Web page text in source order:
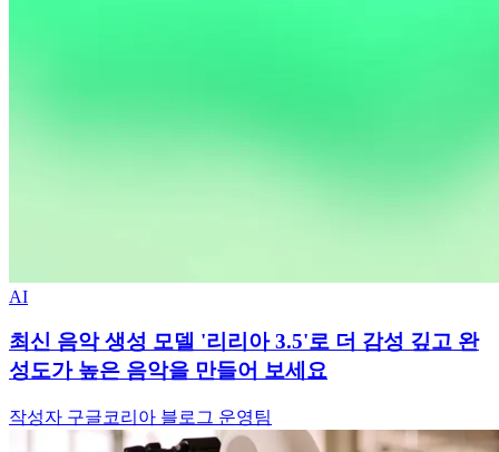
AI
최신 음악 생성 모델 '리리아 3.5'로 더 감성 깊고 완
성도가 높은 음악을 만들어 보세요
작성자 구글코리아 블로그 운영팀